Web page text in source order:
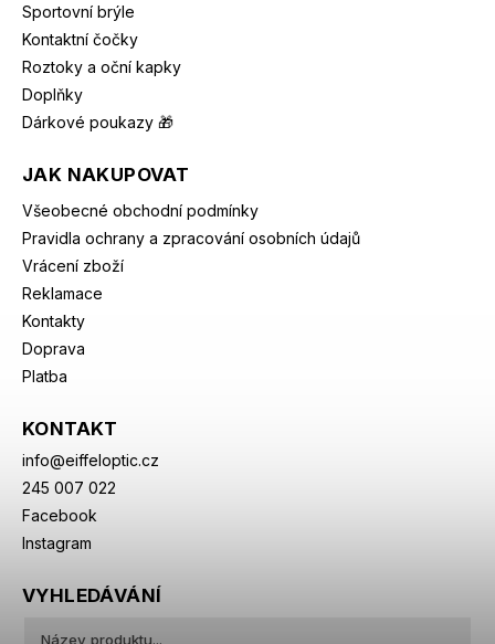
Sportovní brýle
Kontaktní čočky
Roztoky a oční kapky
Doplňky
Dárkové poukazy 🎁
JAK NAKUPOVAT
Všeobecné obchodní podmínky
Pravidla ochrany a zpracování osobních údajů
Vrácení zboží
Reklamace
Kontakty
Doprava
Platba
KONTAKT
info@eiffeloptic.cz
245 007 022
Facebook
Instagram
VYHLEDÁVÁNÍ